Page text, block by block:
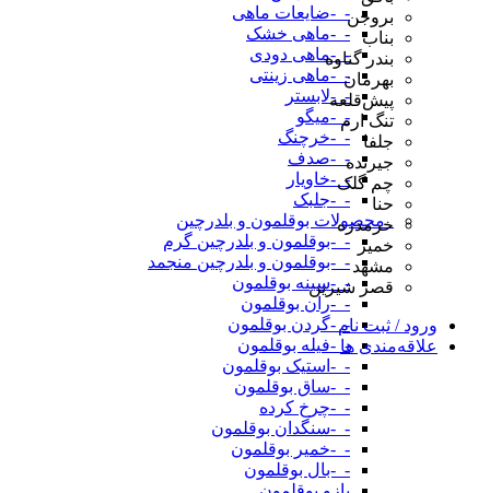
-_-ضایعات ماهی
-_-ماهی خشک
-_-ماهی دودی
-_-ماهی زینتی
-_-لابستر
-_-میگو
-_-خرچنگ
-_-صدف
-_-خاویار
-_-جلبک
_محصولات بوقلمون و بلدرچین
-_-بوقلمون و بلدرچین گرم
-_-بوقلمون و بلدرچین منجمد
-_-سینه بوقلمون
-_-ران بوقلمون
-_-گردن بوقلمون
-_-فیله بوقلمون
-_-استیک بوقلمون
-_-ساق بوقلمون
-_-چرخ کرده
-_-سنگدان بوقلمون
-_-خمیر بوقلمون
-_-بال بوقلمون
بروجن
بناب
بندر گناوه
بهرمان
پیش‌قلعه
تنگ ارم
جلفا
جیرنده
چم گلک
حنا
خرمدره
خمیر
مشهد
قصر شیرین
ورود / ثبت نام
علاقه‌مندی ها